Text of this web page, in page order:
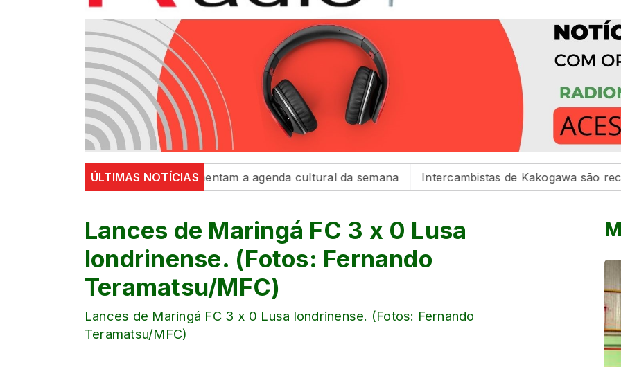
ÚLTIMAS NOTÍCIAS
e exposições movimentam a agenda cultural da semana Intercambistas de Kakogawa são recebidos na
Lances de Maringá FC 3 x 0 Lusa
londrinense. (Fotos: Fernando
Teramatsu/MFC)
Lances de Maringá FC 3 x 0 Lusa londrinense. (Fotos: Fernando
Teramatsu/MFC)